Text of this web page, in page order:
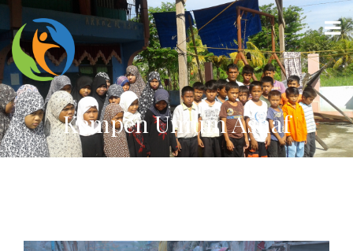
Kempen Umum Asnaf